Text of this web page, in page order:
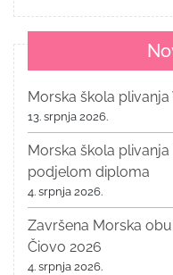
Morska škola plivanja
13. srpnja 2026.
Morska škola
podjelom diploma
4. srpnja 2026.
Završena Morska
Čiovo 2026
4. srpnja 2026.